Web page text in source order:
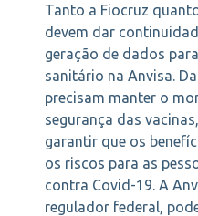
Tanto a Fiocruz
devem dar
geração de dados
sanitário na Anvisa.
precisam manter o
segurança das
garantir que os
os riscos para as
contra Covid-19. A
regulador federal,